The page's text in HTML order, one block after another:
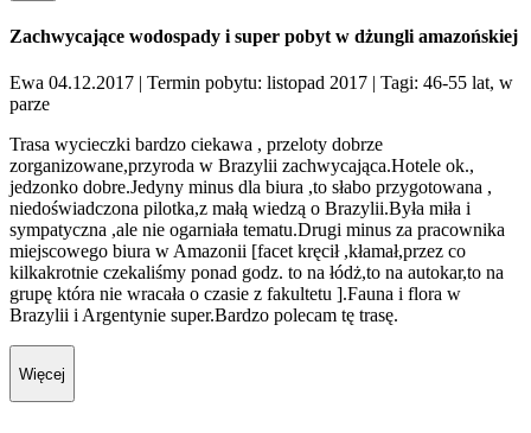
Zachwycające wodospady i super pobyt w dżungli amazońskiej
Ewa 04.12.2017 | Termin pobytu: listopad 2017 | Tagi: 46-55 lat, w
parze
Trasa wycieczki bardzo ciekawa , przeloty dobrze
zorganizowane,przyroda w Brazylii zachwycająca.Hotele ok.,
jedzonko dobre.Jedyny minus dla biura ,to słabo przygotowana ,
niedoświadczona pilotka,z małą wiedzą o Brazylii.Była miła i
sympatyczna ,ale nie ogarniała tematu.Drugi minus za pracownika
miejscowego biura w Amazonii [facet kręcił ,kłamał,przez co
kilkakrotnie czekaliśmy ponad godz. to na łódż,to na autokar,to na
grupę która nie wracała o czasie z fakultetu ].Fauna i flora w
Brazylii i Argentynie super.Bardzo polecam tę trasę.
Więcej